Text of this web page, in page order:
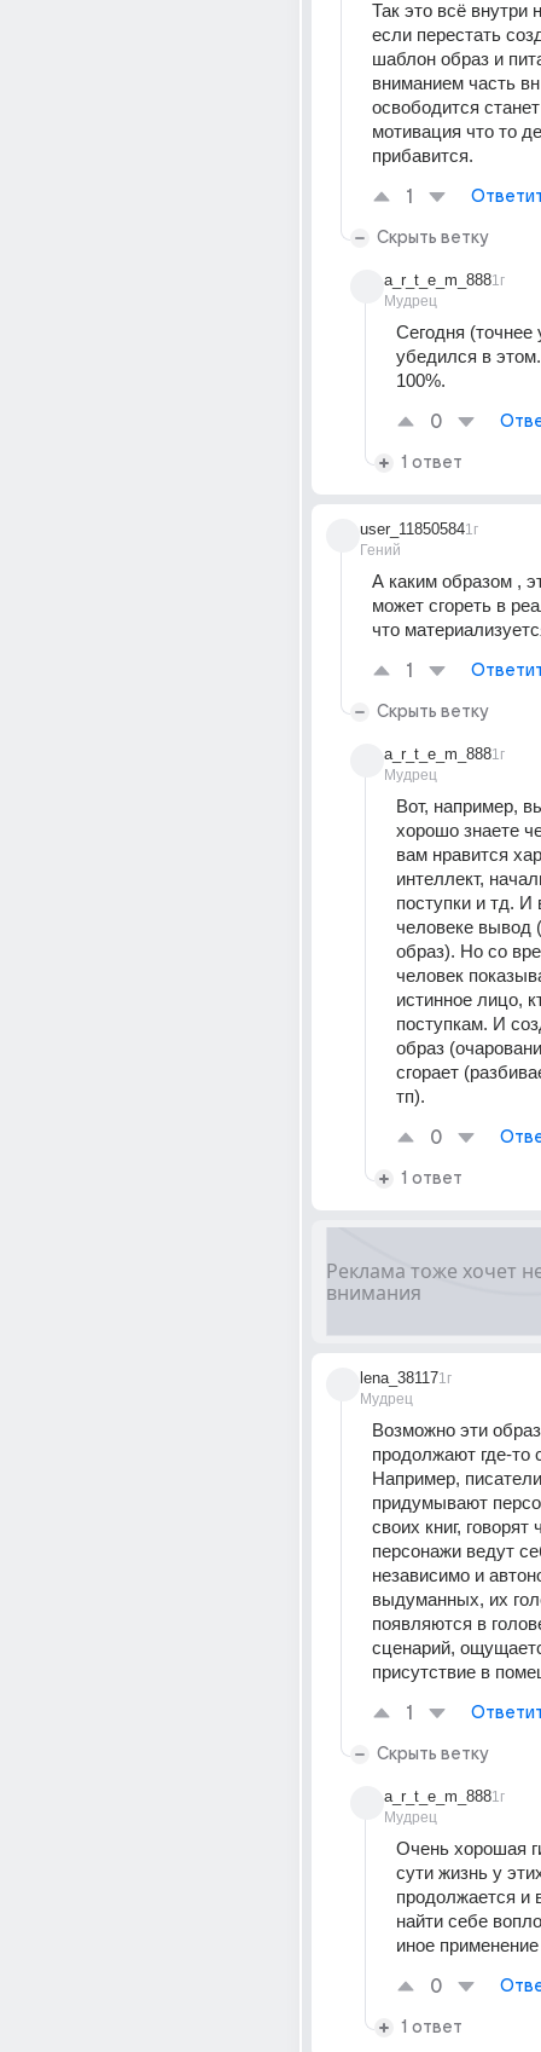
Так это всё внутри
если перестать
шаблон образ и
вниманием часть
освободится
мотивация что то
прибавится.
1
Скрыть ветку
a_r_t_e_m_888
Мудрец
1г
Сегодня (точнее
убедился в
100%.
0
1 ответ
user_11850584
Гений
1г
А каким образом ,
может сгореть в
что
1
Скрыть ветку
a_r_t_e_m_888
Мудрец
1г
Вот, например,
хорошо знаете
вам нравится
интеллект,
поступки и тд. И
человеке вывод
образ). Но со
человек
истинное лицо,
поступкам. И
образ
сгорает
тп).
0
1 ответ
lena_38117
Мудрец
1г
Возможно эти
продолжают где-то
Например,
придумывают
своих книг, говорят
персонажи ведут
независимо и
выдуманных, их
появляются в
сценарий,
присутствие в
1
Скрыть ветку
a_r_t_e_m_888
Мудрец
1г
Очень хорошая
сути жизнь у
продолжается и
найти себе
иное применение
0
1 ответ